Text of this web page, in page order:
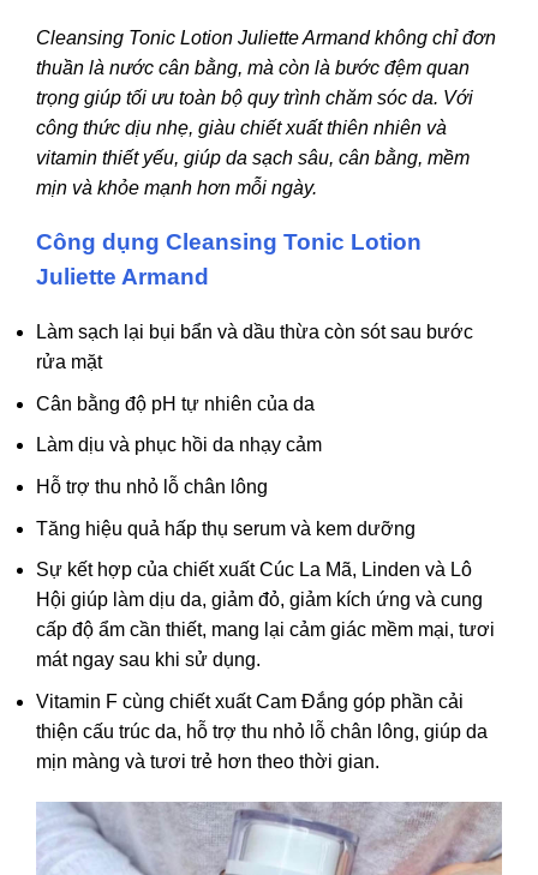
Cleansing Tonic Lotion Juliette Armand không chỉ đơn
thuần là nước cân bằng, mà còn là bước đệm quan
trọng giúp tối ưu toàn bộ quy trình chăm sóc da. Với
công thức dịu nhẹ, giàu chiết xuất thiên nhiên và
vitamin thiết yếu, giúp da sạch sâu, cân bằng, mềm
mịn và khỏe mạnh hơn mỗi ngày.
Công dụng Cleansing Tonic Lotion
Juliette Armand
Làm sạch lại bụi bẩn và dầu thừa còn sót sau bước
rửa mặt
Cân bằng độ pH tự nhiên của da
Làm dịu và phục hồi da nhạy cảm
Hỗ trợ thu nhỏ lỗ chân lông
Tăng hiệu quả hấp thụ serum và kem dưỡng
Sự kết hợp của chiết xuất Cúc La Mã, Linden và Lô
Hội giúp làm dịu da, giảm đỏ, giảm kích ứng và cung
cấp độ ẩm cần thiết, mang lại cảm giác mềm mại, tươi
mát ngay sau khi sử dụng.
Vitamin F cùng chiết xuất Cam Đắng góp phần cải
thiện cấu trúc da, hỗ trợ thu nhỏ lỗ chân lông, giúp da
mịn màng và tươi trẻ hơn theo thời gian.